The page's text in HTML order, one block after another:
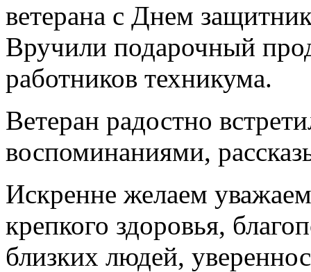
ветерана с Днем
Вручили подарочный
работников техникума.
Ветеран радостно
воспоминаниями,
Искренне желаем
крепкого здоровья,
близких людей,